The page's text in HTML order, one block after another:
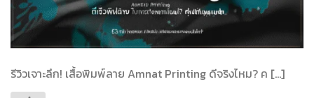
รีวิวเจาะลึก! เสื้อพิมพ์ลาย Amnat Printing ดีจริงไหม? ค […]